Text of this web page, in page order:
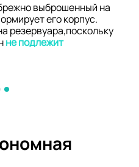
выброшенный на
его корпус.
резервуара,поскольку
не подлежит